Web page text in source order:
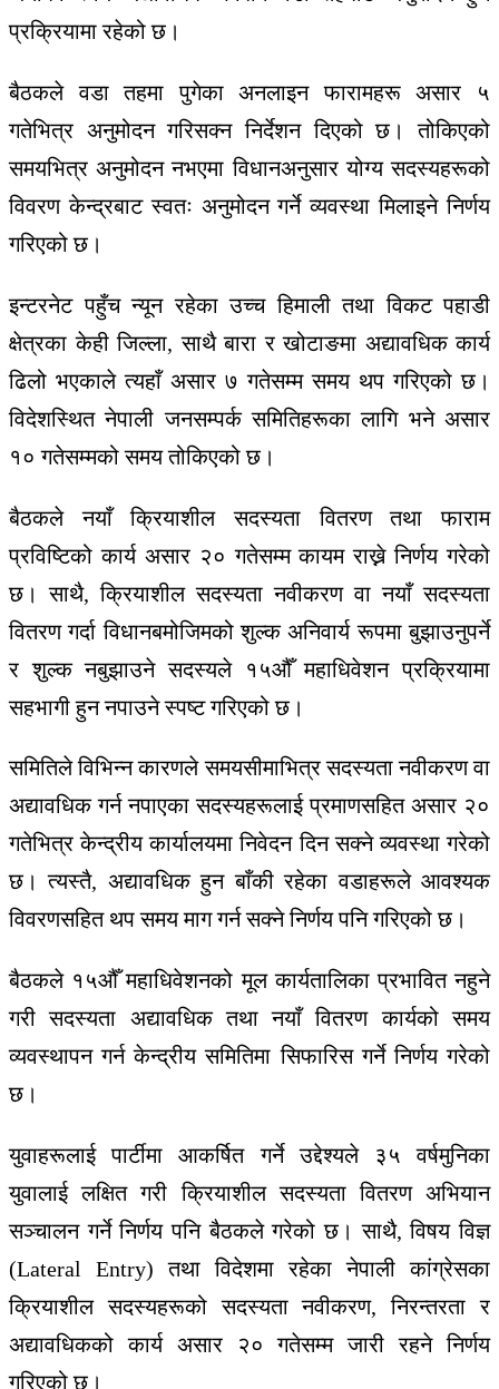
प्रक्रियामा रहेको छ।
बैठकले वडा तहमा पुगेका अनलाइन फारामहरू असार ५
गतेभित्र अनुमोदन गरिसक्न निर्देशन दिएको छ। तोकिएको
समयभित्र अनुमोदन नभएमा विधानअनुसार योग्य सदस्यहरूको
विवरण केन्द्रबाट स्वतः अनुमोदन गर्ने व्यवस्था मिलाइने निर्णय
गरिएको छ।
इन्टरनेट पहुँच न्यून रहेका उच्च हिमाली तथा विकट पहाडी
क्षेत्रका केही जिल्ला, साथै बारा र खोटाङमा अद्यावधिक कार्य
ढिलो भएकाले त्यहाँ असार ७ गतेसम्म समय थप गरिएको छ।
विदेशस्थित नेपाली जनसम्पर्क समितिहरूका लागि भने असार
१० गतेसम्मको समय तोकिएको छ।
बैठकले नयाँ क्रियाशील सदस्यता वितरण तथा फाराम
प्रविष्टिको कार्य असार २० गतेसम्म कायम राख्ने निर्णय गरेको
छ। साथै, क्रियाशील सदस्यता नवीकरण वा नयाँ सदस्यता
वितरण गर्दा विधानबमोजिमको शुल्क अनिवार्य रूपमा बुझाउनुपर्ने
र शुल्क नबुझाउने सदस्यले १५औँ महाधिवेशन प्रक्रियामा
सहभागी हुन नपाउने स्पष्ट गरिएको छ।
समितिले विभिन्न कारणले समयसीमाभित्र सदस्यता नवीकरण वा
अद्यावधिक गर्न नपाएका सदस्यहरूलाई प्रमाणसहित असार २०
गतेभित्र केन्द्रीय कार्यालयमा निवेदन दिन सक्ने व्यवस्था गरेको
छ। त्यस्तै, अद्यावधिक हुन बाँकी रहेका वडाहरूले आवश्यक
विवरणसहित थप समय माग गर्न सक्ने निर्णय पनि गरिएको छ।
बैठकले १५औँ महाधिवेशनको मूल कार्यतालिका प्रभावित नहुने
गरी सदस्यता अद्यावधिक तथा नयाँ वितरण कार्यको समय
व्यवस्थापन गर्न केन्द्रीय समितिमा सिफारिस गर्ने निर्णय गरेको
छ।
युवाहरूलाई पार्टीमा आकर्षित गर्ने उद्देश्यले ३५ वर्षमुनिका
युवालाई लक्षित गरी क्रियाशील सदस्यता वितरण अभियान
सञ्चालन गर्ने निर्णय पनि बैठकले गरेको छ। साथै, विषय विज्ञ
(Lateral Entry) तथा विदेशमा रहेका नेपाली कांग्रेसका
क्रियाशील सदस्यहरूको सदस्यता नवीकरण, निरन्तरता र
अद्यावधिकको कार्य असार २० गतेसम्म जारी रहने निर्णय
गरिएको छ।